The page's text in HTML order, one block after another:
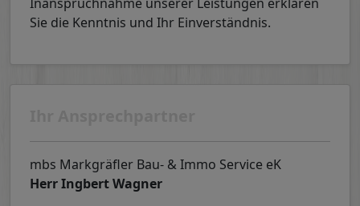
Sie die Kenntnis und Ihr Einverständnis.
mbs Markgräfler Bau- & Immo Service eK
Herr Ingbert Wagner